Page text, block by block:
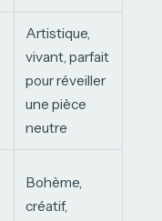
Artistique,
vivant, parfait
pour réveiller
une pièce
neutre
Bohème,
créatif,